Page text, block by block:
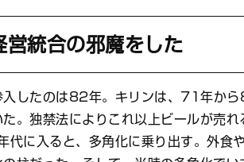
営統合の邪魔をした
したのは82年。キリンは、71年から
。独禁法によりこれ以上ビールが売れ
に入ると、多角化に乗り出す。外食